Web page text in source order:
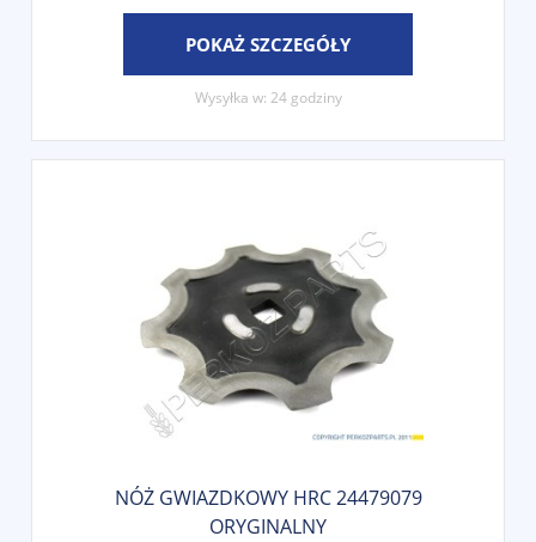
POKAŻ SZCZEGÓŁY
Wysyłka w: 24 godziny
NÓŻ GWIAZDKOWY HRC 24479079
ORYGINALNY